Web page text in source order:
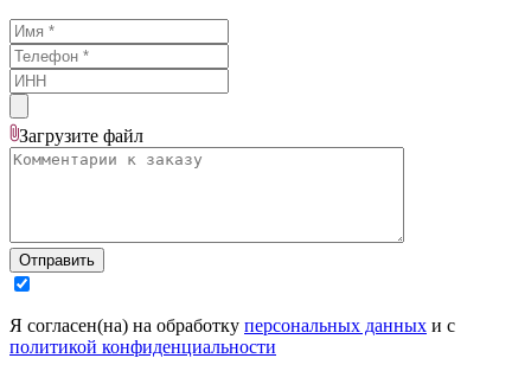
Загрузите файл
Отправить
Я согласен(на) на обработку персональных данных и с
политикой конфиденциальности